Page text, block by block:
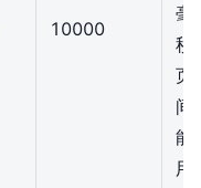
10000
毫
秒
页
间
能
用